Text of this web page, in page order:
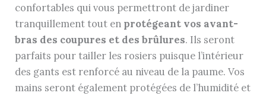
confortables qui vous permettront de jardiner
tranquillement tout en protégeant vos avant-
bras des coupures et des brûlures. Ils seront
parfaits pour tailler les rosiers puisque l’intérieur
des gants est renforcé au niveau de la paume. Vos
mains seront également protégées de l’humidité et